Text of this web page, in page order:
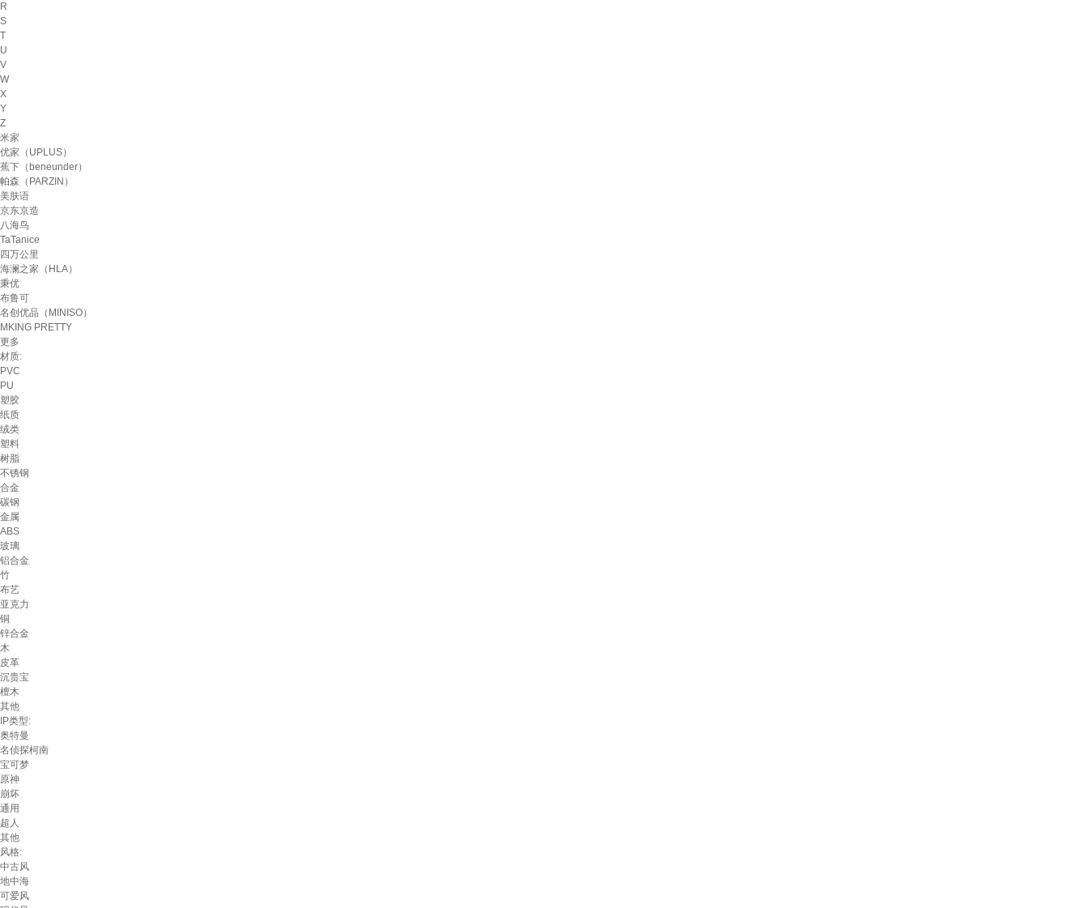
R
S
T
U
V
W
X
Y
Z
米家
优家（UPLUS）
蕉下（beneunder）
帕森（PARZIN）
美肤语
京东京造
八海鸟
TaTanice
四万公里
海澜之家（HLA）
秉优
布鲁可
名创优品（MINISO）
MKING PRETTY
更多
材质:
PVC
PU
塑胶
纸质
绒类
塑料
树脂
不锈钢
合金
碳钢
金属
ABS
玻璃
铝合金
竹
布艺
亚克力
铜
锌合金
木
皮革
沉贵宝
檀木
其他
IP类型:
奥特曼
名侦探柯南
宝可梦
原神
崩坏
通用
超人
其他
风格:
中古风
地中海
可爱风